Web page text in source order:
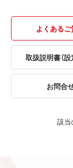
よくある
取扱説明書（設
お問合
該当